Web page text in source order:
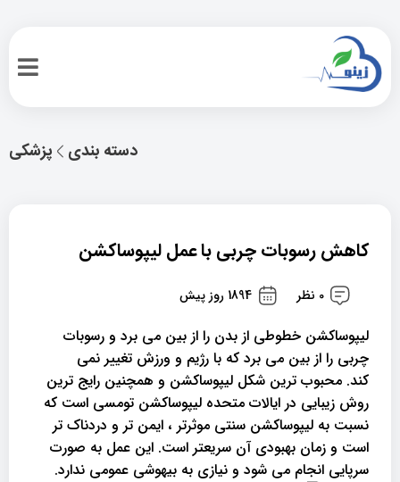
پزشکی دسته بندی
کاهش رسوبات چربی با عمل لیپوساکشن
0 نظر 1894 روز پیش
لیپوساکشن خطوطی از بدن را از بین می برد و رسوبات
چربی را از بین می برد که با رژیم و ورزش تغییر نمی
کند. محبوب ترین شکل لیپوساکشن و همچنین رایج ترین
روش زیبایی در ایالات متحده لیپوساکشن تومسی است که
نسبت به لیپوساکشن سنتی موثرتر ، ایمن تر و دردناک تر
است و زمان بهبودی آن سریعتر است. این عمل به صورت
سرپایی انجام می شود و نیازی به بیهوشی عمومی ندارد.